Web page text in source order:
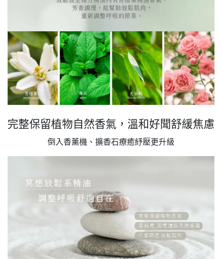
完整保留植物自然香氣，溫和好聞舒緩焦慮
倒入香薰機、擴香石療癒紓壓更升級